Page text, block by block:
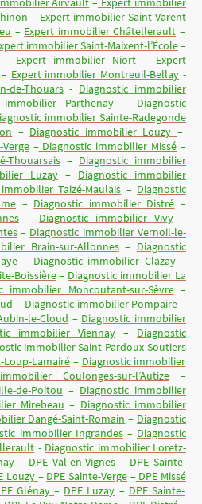
– Expert immobilier Saint-Varent
– Expert immobilier Châtellerault –
immobilier Saint-Maixent-l’École–
– Expert immobilier Niort– Expert
Expert immobilier Montreuil-Bellay -
de-Thouars- Diagnostic immobilier
immobilier Parthenay – Diagnostic
immobilier Sainte-Radegonde
– Diagnostic immobilier Louzy –
–Diagnostic immobilier Missé –
Thouarsais – Diagnostic immobilier
Luzay – Diagnostic immobilier
Taizé-Maulais – Diagnostic
– Diagnostic immobilier Distré –
– Diagnostic immobilier Vivy –
– Diagnostic immobilier Vernoil-le-
Brain-sur-Allonnes– Diagnostic
– Diagnostic immobilier Clazay–
Boissière– Diagnostic immobilier La
immobilier Moncoutant-sur-Sèvre–
– Diagnostic immobilier Pompaire –
le-Cloud – Diagnostic immobilier
immobilier Viennay – Diagnostic
immobilier Saint-Pardoux-Soutiers
Loup-Lamairé – Diagnostic immobilier
Coulonges-sur-l’Autize –
de-Poitou – Diagnostic immobilier
Mirebeau – Diagnostic immobilier
Dangé-Saint-Romain – Diagnostic
immobilier Ingrandes– Diagnostic
- Diagnostic immobilier Loretz-
– DPE Val-en-Vignes – DPE Sainte-
Louzy – DPE Sainte-Verge –DPE Missé
Glénay– DPE Luzay – DPE Sainte-